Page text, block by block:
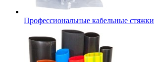
Профессиональные кабельные стяжки